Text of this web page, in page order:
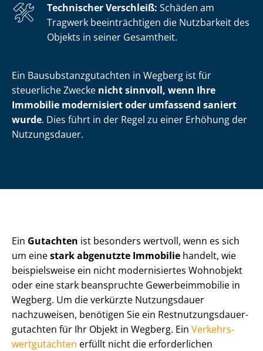
Technischer Verschleiß: Schäden am
Tragwerk beeinträchtigen die Nutzbarkeit des
Objekts in seiner Gesamtheit.
Ein Bau­sub­stanz­gut­ach­ten in Wegberg ist für
steuerliche Zwecke nicht sinnvoll, wenn Ihre
Immobilie modernisiert oder umfassend saniert
wurde. Dies führt in der Regel zu einer Erhöhung der
Nutzungsdauer.
Ein Gutachten ist besonders wertvoll, wenn es sich
um einestark abgenutzte Immobilie handelt, wie
beispielsweise ein nicht modernisiertes Wohnobjekt
oder eine stark beanspruchte Ge­wer­be­im­mo­bi­lie in
Wegberg. Um die verkürzte Nutzungsdauer
nachzuweisen, benötigen Sie ein Rest­nut­zungs­dau­er­
gut­ach­ten für Ihr Objekt in Wegberg. Ein Ver­kehrs­
wert­gut­ach­ten erfüllt nicht die erforderlichen